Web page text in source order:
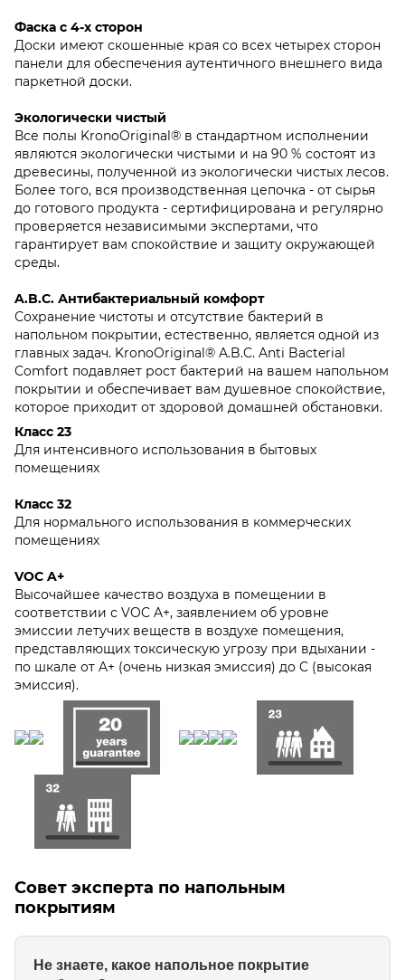
Фаска с 4-х сторон
Доски имеют скошенные края со всех четырех сторон
панели для обеспечения аутентичного внешнего вида
паркетной доски.
Экологически чистый
Все полы KronoOriginal® в стандартном исполнении
являются экологически чистыми и на 90 % состоят из
древесины, полученной из экологически чистых лесов.
Более того, вся производственная цепочка - от сырья
до готового продукта - сертифицирована и регулярно
проверяется независимыми экспертами, что
гарантирует вам спокойствие и защиту окружающей
среды.
A.B.C. Антибактериальный комфорт
Сохранение чистоты и отсутствие бактерий в
напольном покрытии, естественно, является одной из
главных задач. KronoOriginal® A.B.C. Anti Bacterial
Comfort подавляет рост бактерий на вашем напольном
покрытии и обеспечивает вам душевное спокойствие,
которое приходит от здоровой домашней обстановки.
Класс 23
Для интенсивного использования в бытовых
помещениях
Класс 32
Для нормального использования в коммерческих
помещениях
VOC A+
Высочайшее качество воздуха в помещении в
соответствии с VOC A+, заявлением об уровне
эмиссии летучих веществ в воздухе помещения,
представляющих токсическую угрозу при вдыхании -
по шкале от A+ (очень низкая эмиссия) до C (высокая
эмиссия).
Совет эксперта по напольным
покрытиям
Не знаете, какое напольное покрытие